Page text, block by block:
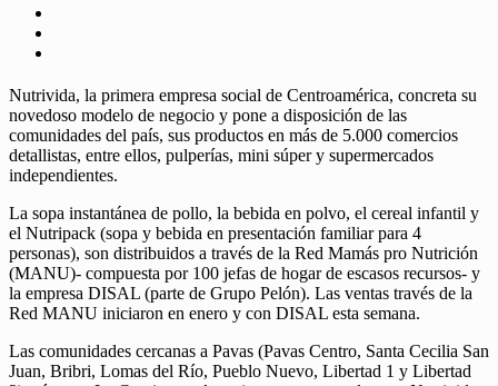
Nutrivida, la primera empresa social de Centroamérica, concreta su
novedoso modelo de negocio y pone a disposición de las
comunidades del país, sus productos en más de 5.000 comercios
detallistas, entre ellos, pulperías, mini súper y supermercados
independientes.
La sopa instantánea de pollo, la bebida en polvo, el cereal infantil y
el Nutripack (sopa y bebida en presentación familiar para 4
personas), son distribuidos a través de la Red Mamás pro Nutrición
(MANU)- compuesta por 100 jefas de hogar de escasos recursos- y
la empresa DISAL (parte de Grupo Pelón). Las ventas través de la
Red MANU iniciaron en enero y con DISAL esta semana.
Las comunidades cercanas a Pavas (Pavas Centro, Santa Cecilia San
Juan, Bribri, Lomas del Río, Pueblo Nuevo, Libertad 1 y Libertad